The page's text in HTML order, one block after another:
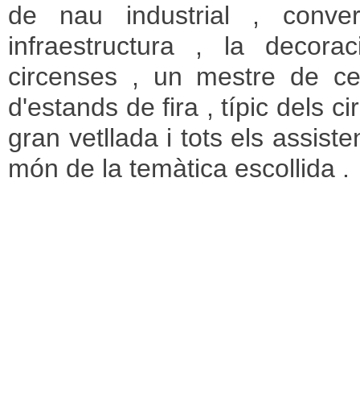
de nau industrial ,
infraestructura , la
circenses , un mestre de
d'estands de fira , típic dels
gran vetllada i tots els
món de la temàtica escollida .